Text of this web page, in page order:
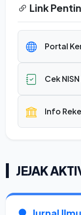
Link
Portal
Cek
Info
JEJAK